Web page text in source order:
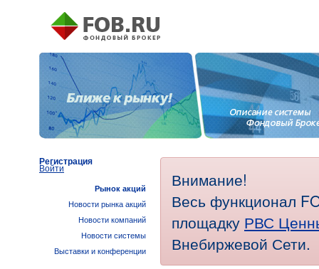
Внимание!
Весь функционал
площадку РВС
Внебиржевой Сети.
Регистрация
Войти
Рынок акций
Новости рынка акций
Новости компаний
Новости системы
Выставки и конференции